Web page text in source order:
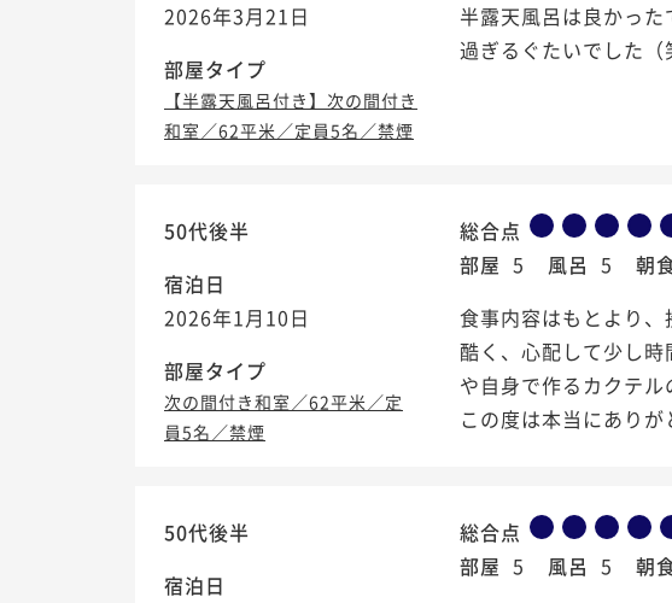
2026年3月21日
部屋タイプ
【半露天風呂付き】次の間付き
和室／62平米／定員5名／禁煙
半露天風呂は良かっ
過ぎるぐたいでした（
50代後半
宿泊日
2026年1月10日
部屋タイプ
次の間付き和室／62平米／定
員5名／禁煙
総合点
部屋 5 風呂 5 朝
食事内容はもとより
酷く、心配して少し
や自身で作るカクテ
この度は本当にありが
50代後半
宿泊日
総合点
部屋 5 風呂 5 朝